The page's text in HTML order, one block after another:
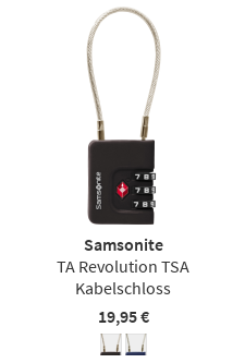
Samsonite
TA Revolution TSA
Kabelschloss
19,95 €